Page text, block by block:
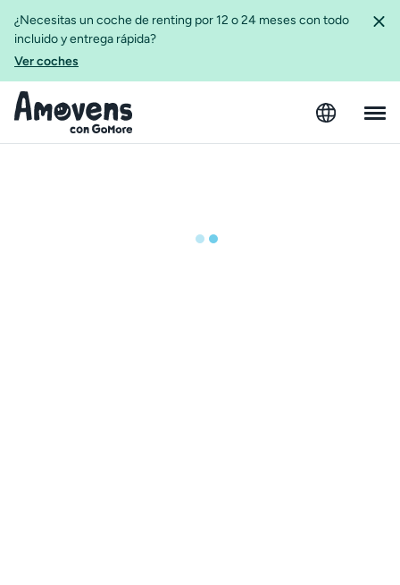
¿Necesitas un coche de renting por 12 o 24 meses con todo
incluido y entrega rápida?
Ver coches